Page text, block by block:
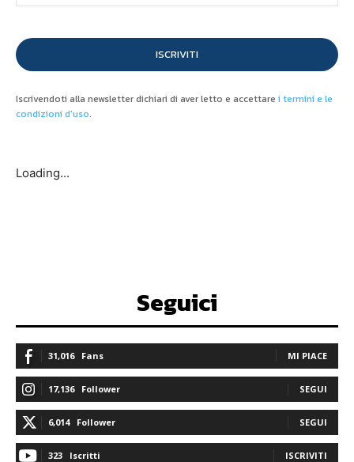
ISCRIVITI
Iscrivendoti alla newsletter dichiari di aver letto e accettare i termini e le
condizioni d'uso.
Loading...
Seguici
31,016 Fans MI PIACE
17,136 Follower SEGUI
6,014 Follower SEGUI
323 Iscritti ISCRIVITI